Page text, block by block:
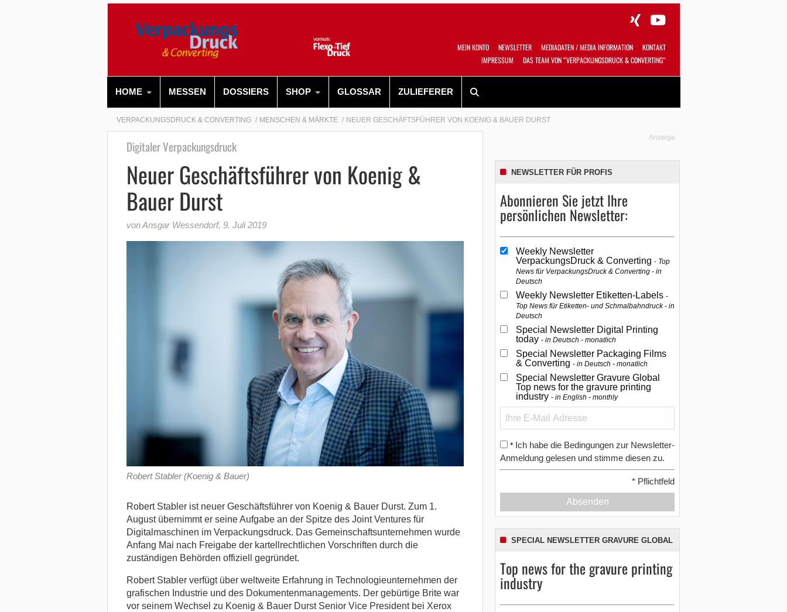
MEIN KONTO NEWSLETTER MEDIADATEN / MEDIA INFORMATION
KONTAKT
IMPRESSUM
DAS TEAM VON “VERPACKUNGSDRUCK & CONVERTING”
HOME MESSEN DOSSIERS SHOP GLOSSAR ZULIEFERER
VERPACKUNGSDRUCK & CONVERTING MENSCHEN & MÄRKTE NEUER GESCHÄFTSFÜHRER VON KOENIG & BAUER DURST
Digitaler Verpackungsdruck
Neuer Geschäftsführer von Koenig &
Bauer Durst
von Ansgar Wessendorf, 9. Juli 2019
Robert Stabler (Koenig & Bauer)
Robert Stabler ist neuer Geschäftsführer von Koenig & Bauer Durst. Zum 1.
August übernimmt er seine Aufgabe an der Spitze des Joint Ventures für
Digitalmaschinen im Verpackungsdruck. Das Gemeinschaftsunternehmen wurde
Anfang Mai nach Freigabe der kartellrechtlichen Vorschriften durch die
zuständigen Behörden offiziell gegründet.
Robert Stabler verfügt über weltweite Erfahrung in Technologieunternehmen der
grafischen Industrie und des Dokumentenmanagements. Der gebürtige Brite war
vor seinem Wechsel zu Koenig & Bauer Durst Senior Vice President bei Xerox
Anzeige
NEWSLETTER FÜR PROFIS
Abonnieren Sie jetzt Ihre
persönlichen Newsletter:
Weekly Newsletter
VerpackungsDruck & Converting Top
News für VerpackungsDruck & Converting - in
Deutsch
Weekly Newsletter Etiketten-Labels
Top News für Etiketten- und Schmalbahndruck - in
Deutsch
Special Newsletter Digital Printing
today in Deutsch - monatlich
Special Newsletter Packaging Films
& Converting in Deutsch - monatlich
Special Newsletter Gravure Global
Top news for the gravure printing
industry in English - monthly
* Ich habe die Bedingungen zur Newsletter-
Anmeldung gelesen und stimme diesen zu.
* Pflichtfeld
Absenden
SPECIAL NEWSLETTER GRAVURE GLOBAL
Top news for the gravure printing
industry